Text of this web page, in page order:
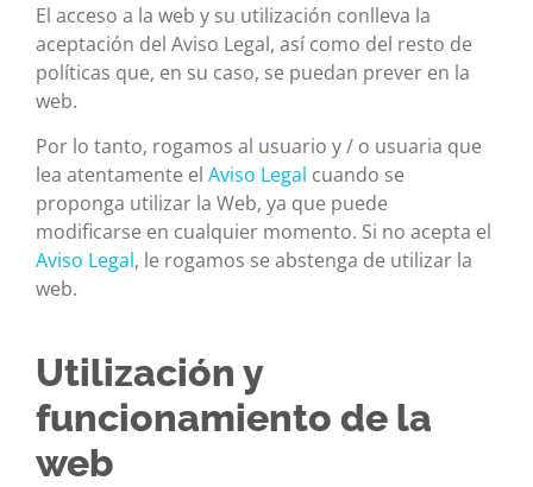
El acceso a la web y su utilización conlleva la
aceptación del Aviso Legal, así como del resto de
políticas que, en su caso, se puedan prever en la
web.
Por lo tanto, rogamos al usuario y / o usuaria que
lea atentamente el Aviso Legal cuando se
proponga utilizar la Web, ya que puede
modificarse en cualquier momento. Si no acepta el
Aviso Legal, le rogamos se abstenga de utilizar la
web.
Utilización y
funcionamiento de la
web